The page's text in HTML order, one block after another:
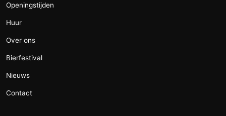
Openingstijden
Huur
Over ons
Bierfestival
Nieuws
Contact